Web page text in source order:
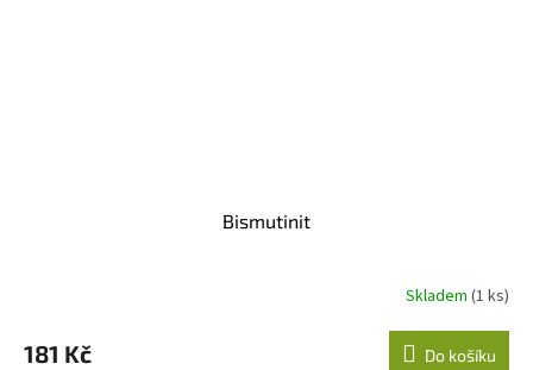
Bismutinit
Skladem (1 ks)
181 Kč Do košíku